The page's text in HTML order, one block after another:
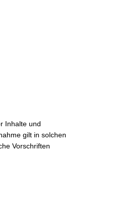
Inhalte und
gilt in solchen
Vorschriften